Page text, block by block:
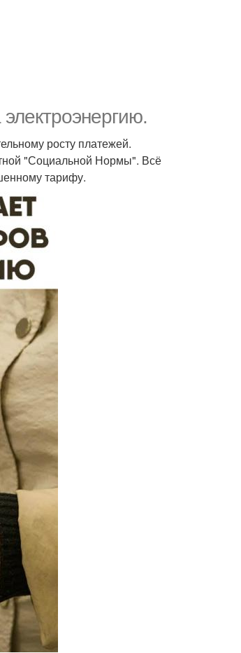
росту платежей.
"Социальной Нормы". Всё
тарифу.